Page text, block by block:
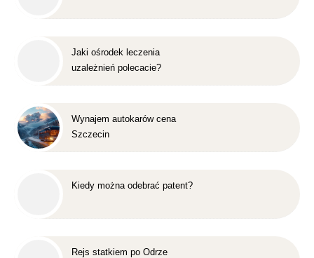
Jaki ośrodek leczenia
uzależnień polecacie?
Wynajem autokarów cena
Szczecin
Kiedy można odebrać patent?
Rejs statkiem po Odrze